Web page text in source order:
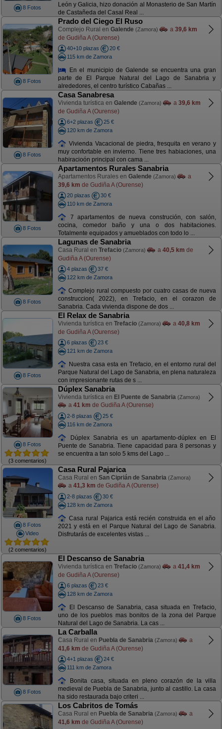
8 Fotos
León y Galicia, hizo donación al Monasterio de San Martín
de Castañeda del Casal Real ...
8 Fotos
Prado del Ciego El Ruso
Complejo Rural en Galende (Zamora) a 39,6 km
de Gudiña A (Ourense)
40+10 plazas
20 €
115 km de Zamora
En el municipio de Galende se encuentra una gran
parte de El Parque Natural del Lago de Sanabria y
alrededores, el centro turístico Cabañas ...
8 Fotos
Casa Sanabresa
Vivienda turística en Galende (Zamora) a 39,6 km
de Gudiña A (Ourense)
6+2 plazas
25 €
120 km de Zamora
Vivienda Vacacional de piedra, fresquita en verano y
muy confortable en invierno. Tiene tres habiaciones, una
habiracioón principal con cama ...
8 Fotos
Apartamentos Rurales Sanabria
Apartamentos Rurales en Galende (Zamora)
a
39,6 km de Gudiña A (Ourense)
20 plazas
30 €
110 km de Zamora
7 apartamentos de nueva construción, con salón,
cocina, comedor baño y una o dos habitaciones.
Totalmente equipados y amueblados con todo lo ...
8 Fotos
Lagunas de Sanabria
Casa Rural en Trefacio (Zamora) a 40,5 km de
Gudiña A (Ourense)
4 plazas
37 €
122 km de Zamora
Complejo rural compuesto por cuatro casas de nueva
construccion( 2022), en Trefacio, en el corazon de
Sanabria. Cada vivienda dispone de dos ...
8 Fotos
El Relax de Sanabria
Vivienda turística en Trefacio (Zamora) a 40,8 km
de Gudiña A (Ourense)
6 plazas
23 €
121 km de Zamora
Nuestra casa esta en Trefacio, en el entorno rural del
Parque Natural del Lago de Sanabria, en plena naturaleza
con impresionante rutas de s ...
8 Fotos
(3 comentarios)
Dúplex Sanabria
Vivienda turística en El Puente de Sanabria (Zamora)
a 41 km de Gudiña A (Ourense)
2-8 plazas
25 €
116 km de Zamora
Dúplex Sanabria es un apartamento-dúplex en El
Puente de Sanabria. Tiene capacidad para 8 personas y
se encuentra a tan solo 5 kms del Lago ...
8 Fotos
Video
(2 comentarios)
Casa Rural Pajarica
Casa Rural en San Ciprián de Sanabria (Zamora)
a 41,3 km de Gudiña A (Ourense)
2-8 plazas
30 €
128 km de Zamora
Casa rural Pajarica está recién construida en el año
2021 y está en el Parque Natural del Lago de Sanabria.
Disfrutarás de excelentes vistas ...
8 Fotos
El Descanso de Sanabria
Vivienda turística en Trefacio (Zamora) a 41,4 km
de Gudiña A (Ourense)
6 plazas
23 €
128 km de Zamora
El Descanso de Sanabria, casa situada en Trefacio,
uno de los pueblos mas bonitos de la zona del Parque
Natural del Lago de Sanabria. La cas ...
8 Fotos
La Carballa
Casa Rural en Puebla de Sanabria (Zamora)
a
41,6 km de Gudiña A (Ourense)
4+1 plazas
24 €
111 km de Zamora
Bonita casa, situada en pleno corazón de la villa
medieval de Puebla de Sanabria, junto al castillo. La casa
ha sido restaurada bajo criteri ...
Los Cabritos de Tomás
Casa Rural en Puebla de Sanabria (Zamora)
a
41,6 km de Gudiña A (Ourense)